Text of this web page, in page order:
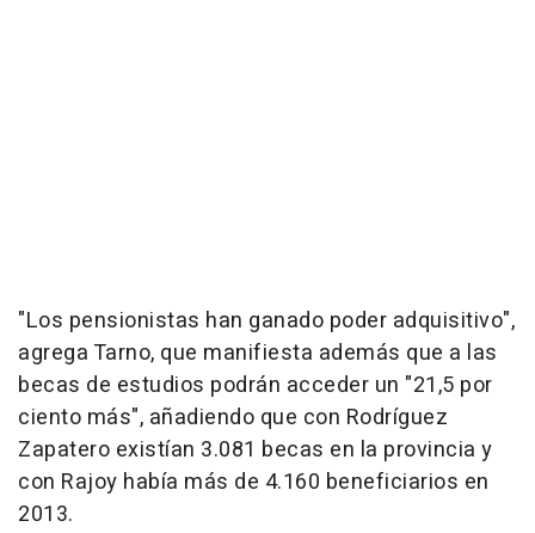
"Los pensionistas han ganado poder adquisitivo",
agrega Tarno, que manifiesta además que a las
becas de estudios podrán acceder un "21,5 por
ciento más", añadiendo que con Rodríguez
Zapatero existían 3.081 becas en la provincia y
con Rajoy había más de 4.160 beneficiarios en
2013.